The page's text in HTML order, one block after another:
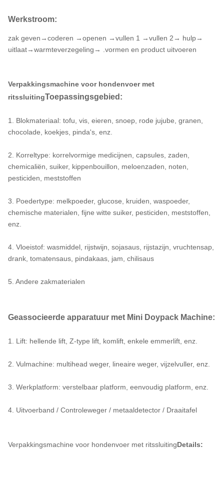
Werkstroom:
zak geven→coderen →openen →vullen 1 →vullen 2→ hulp→
uitlaat→warmteverzegeling→ .vormen en product uitvoeren
Verpakkingsmachine voor hondenvoer met
ritssluitingToepassingsgebied:
1. Blokmateriaal: tofu, vis, eieren, snoep, rode jujube, granen,
chocolade, koekjes, pinda's, enz.
2. Korreltype: korrelvormige medicijnen, capsules, zaden,
chemicaliën, suiker, kippenbouillon, meloenzaden, noten,
pesticiden, meststoffen
3. Poedertype: melkpoeder, glucose, kruiden, waspoeder,
chemische materialen, fijne witte suiker, pesticiden, meststoffen,
enz.
4. Vloeistof: wasmiddel, rijstwijn, sojasaus, rijstazijn, vruchtensap,
drank, tomatensaus, pindakaas, jam, chilisaus
5. Andere zakmaterialen
Geassocieerde apparatuur met Mini Doypack Machine:
1. Lift: hellende lift, Z-type lift, komlift, enkele emmerlift, enz.
2. Vulmachine: multihead weger, lineaire weger, vijzelvuller, enz.
3. Werkplatform: verstelbaar platform, eenvoudig platform, enz.
4. Uitvoerband / Controleweger / metaaldetector / Draaitafel
Verpakkingsmachine voor hondenvoer met ritssluitingDetails: